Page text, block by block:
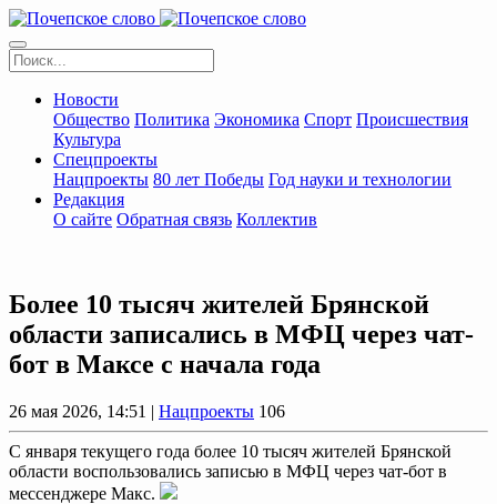
Новости
Общество Политика Экономика Спорт Происшествия
Культура
Спецпроекты
Нацпроекты 80 лет Победы Год науки и технологии
Редакция
О сайте Обратная связь Коллектив
Более 10 тысяч жителей Брянской
области записались в МФЦ через чат-
бот в Максе с начала года
26 мая 2026, 14:51 | Нацпроекты 106
С января текущего года более 10 тысяч жителей Брянской
области воспользовались записью в МФЦ через чат-бот в
мессенджере Макс.